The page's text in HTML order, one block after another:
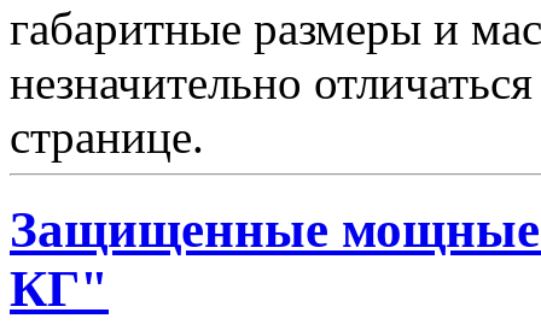
габаритные размеры и
незначительно
странице.
Защищенные
КГ"